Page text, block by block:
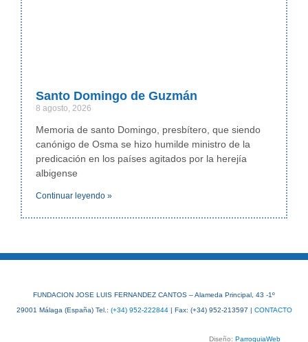
Santo Domingo de Guzmán
8 agosto, 2026
Memoria de santo Domingo, presbítero, que siendo
canónigo de Osma se hizo humilde ministro de la
predicación en los países agitados por la herejía
albigense
Continuar leyendo »
FUNDACION JOSE LUIS FERNANDEZ CANTOS – Alameda Principal, 43 -1º
29001 Málaga (España) Tel.: (+34) 952-222844| Fax: (+34) 952-213597 | CONTACTO
Diseño: ParroquiaWeb